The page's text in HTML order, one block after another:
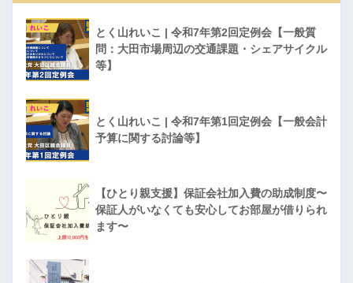
とく山れいこ | 令和7年第2回定例会【一般質
問：大田市場周辺の交通課題・シェアサイクル
等】
とく山れいこ | 令和7年第1回定例会【一般会計
予算に関する討論等】
【ひとり親支援】保証会社加入費の助成制度〜
保証人がいなくても安心してお部屋が借りられ
ます〜